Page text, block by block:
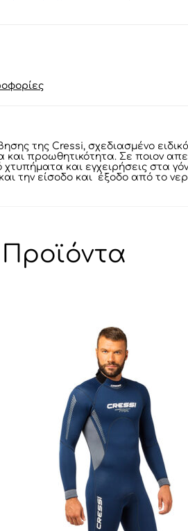
της Cressi, σχεδιασμένο
και προωθητικότητα. Σε ποιον
και εγχειρήσεις στα
την είσοδο και έξοδο από το
Προϊόντα